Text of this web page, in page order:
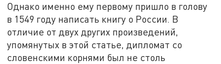
Однако именно ему первому пришло в голову
в 1549 году написать книгу о России. В
отличие от двух других произведений,
упомянутых в этой статье, дипломат со
словенскими корнями был не столь